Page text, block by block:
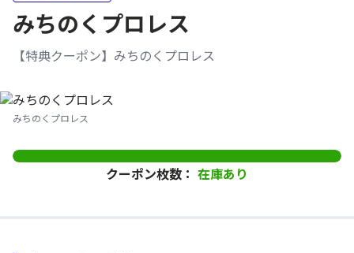
みちのくプロレス
【特典クーポン】みちのくプロレス
みちのくプロレス
クーポン枚数： 在庫あり